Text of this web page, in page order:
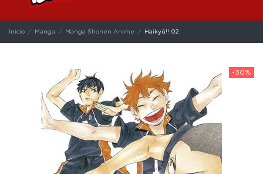
Inicio Manga Manga Shonen Anime Haikyû!! 02
-30%